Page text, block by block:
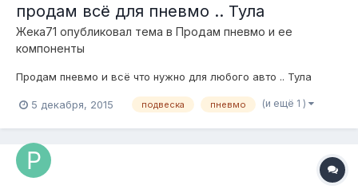
продам всё для пневмо .. Тула
Жека71 опубликовал тема в Продам пневмо и ее
компоненты
Продам пневмо и всё что нужно для любого авто .. Тула
5 декабря, 2015 подвеска пневмо (и ещё 1 )